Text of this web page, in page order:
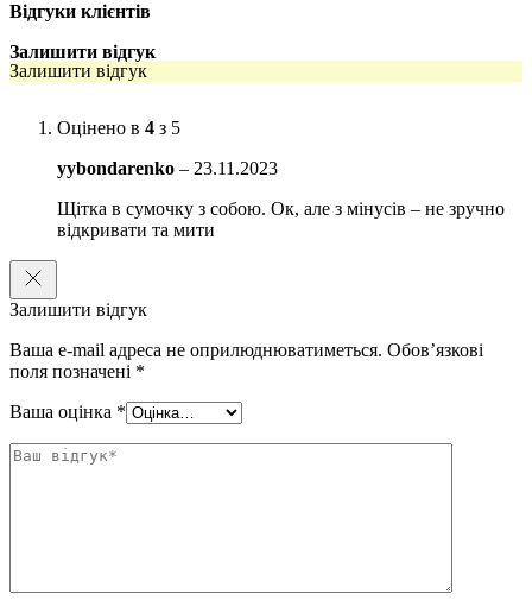
Відгуки клієнтів
Залишити відгук
Залишити відгук
Оцінено в 4 з 5
yybondarenko – 23.11.2023
Щітка в сумочку з собою. Ок, але з мінусів – не зручно
відкривати та мити
Залишити відгук
Ваша e-mail адреса не оприлюднюватиметься. Обов’язкові
поля позначені *
Ваша оцінка *